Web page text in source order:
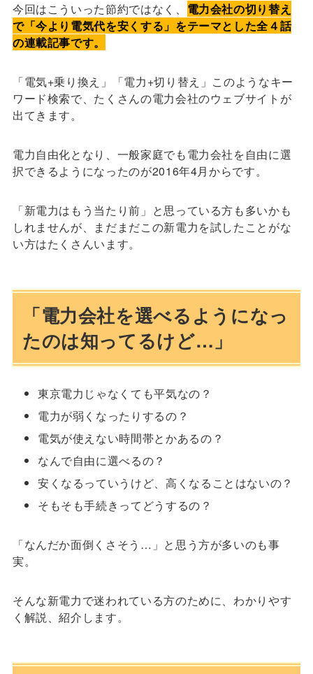
今回はこういった節約ではなく、 電力会社の切り替え
で「今より電気代を安くする」をテーマとした全４話
の連載記事です。
「電気+乗り換え」「電力+切り替え」このようなキー
ワード検索で、たくさんの電力会社のウェブサイトが
出てきます。
電力自由化となり、一般家庭でも電力会社を自由に選
択できるようになったのが2016年4月からです。
「新電力はもう当たり前」と思っている方も多いかも
しれませんが、まだまだこの新電力を試したことがな
い方はたくさんいます。
「電力会社を選べるようになっ
たのは知ってるけど…」
東京電力じゃなくても平気なの？
電力が弱くなったりするの？
電気が使えない時間帯とかあるの？
なんで自由に選べるの？
安くなるっていうけど、高くなることはないの？
そもそも手続きってどうするの？
「なんだか面倒くさそう…」と思う方が多いのも事
実。
そんな新電力で迷われている方のために、わかりやす
く解説、紹介します。